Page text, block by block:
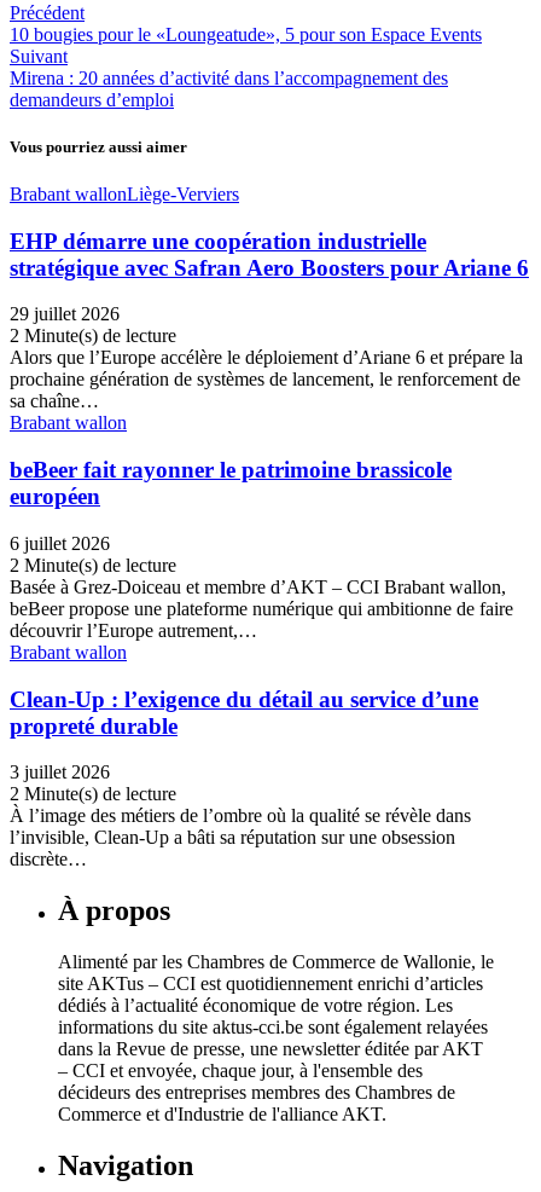
Précédent
10 bougies pour le «Loungeatude», 5 pour son Espace Events
Suivant
Mirena : 20 années d’activité dans l’accompagnement des
demandeurs d’emploi
Vous pourriez aussi aimer
Brabant wallonLiège-Verviers
EHP démarre une coopération industrielle
stratégique avec Safran Aero Boosters pour Ariane 6
29 juillet 2026
2 Minute(s) de lecture
Alors que l’Europe accélère le déploiement d’Ariane 6 et prépare la
prochaine génération de systèmes de lancement, le renforcement de
sa chaîne…
Brabant wallon
beBeer fait rayonner le patrimoine brassicole
européen
6 juillet 2026
2 Minute(s) de lecture
Basée à Grez-Doiceau et membre d’AKT – CCI Brabant wallon,
beBeer propose une plateforme numérique qui ambitionne de faire
découvrir l’Europe autrement,…
Brabant wallon
Clean-Up : l’exigence du détail au service d’une
propreté durable
3 juillet 2026
2 Minute(s) de lecture
À l’image des métiers de l’ombre où la qualité se révèle dans
l’invisible, Clean-Up a bâti sa réputation sur une obsession
discrète…
À propos
Alimenté par les Chambres de Commerce de Wallonie, le
site AKTus – CCI est quotidiennement enrichi d’articles
dédiés à l’actualité économique de votre région. Les
informations du site aktus-cci.be sont également relayées
dans la Revue de presse, une newsletter éditée par AKT
– CCI et envoyée, chaque jour, à l'ensemble des
décideurs des entreprises membres des Chambres de
Commerce et d'Industrie de l'alliance AKT.
Navigation